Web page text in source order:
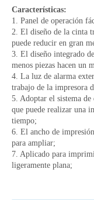
Características:
1. Panel de operación
2. El diseño de la cinta
puede reducir en gran
3. El diseño integrado
menos piezas hacen un
4. La luz de alarma
trabajo de la impresora
5. Adoptar el sistema de
que puede realizar una
tiempo;
6. El ancho de
para ampliar;
7. Aplicado para
ligeramente plana;